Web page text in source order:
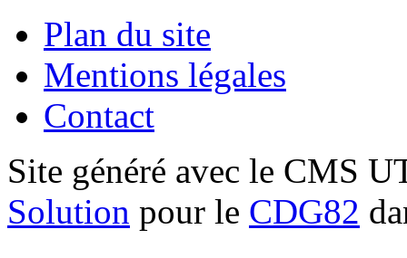
Plan du site
Mentions légales
Contact
Site généré avec le CMS
Solution pour le CDG82